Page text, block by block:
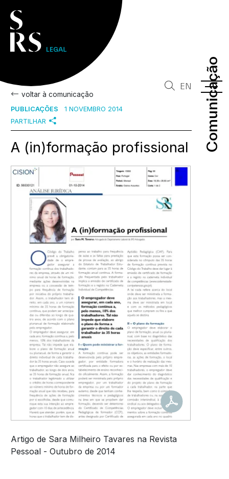
Comunicação
Comunicação
EN
voltar à comunicação
PUBLICAÇÕES
1 NOVEMBRO 2014
PARTILHAR
A (in)formação profissional
Artigo de Sara Milheiro Tavares na Revista
Pessoal - Outubro de 2014